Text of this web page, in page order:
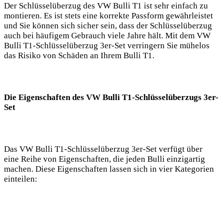
Der ⁣Schlüsselüberzug des VW‌ Bulli T1‍ ist sehr einfach zu
montieren. Es​ ist stets ‌eine korrekte ⁢Passform gewährleistet
und ⁣Sie können‌ sich sicher sein, dass der Schlüsselüberzug
⁢auch bei häufigem Gebrauch‍ viele Jahre hält. Mit dem VW
Bulli T1-Schlüsselüberzug 3er-Set​ verringern Sie mühelos​
das Risiko von Schäden an Ihrem Bulli T1.
Die Eigenschaften des‌ VW Bulli T1-Schlüsselüberzugs 3er-
Set
Das VW Bulli T1-Schlüsselüberzug 3er-Set verfügt über
eine Reihe von‌ Eigenschaften, die jeden⁢ Bulli einzigartig
machen. Diese Eigenschaften lassen sich in vier Kategorien
einteilen: